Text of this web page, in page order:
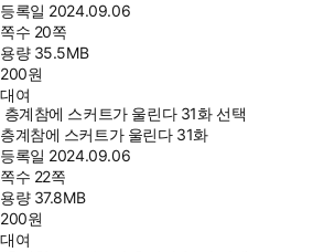
등록일 2024.09.06
쪽수 20쪽
용량 35.5MB
200원
대여
층계참에 스커트가 울린다 31화 선택
층계참에 스커트가 울린다 31화
등록일 2024.09.06
쪽수 22쪽
용량 37.8MB
200원
대여